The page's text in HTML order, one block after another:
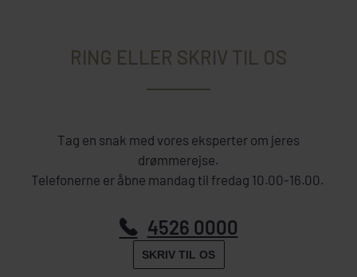
RING ELLER SKRIV TIL OS
Tag en snak med vores eksperter om jeres
drømmerejse.
Telefonerne er åbne mandag til fredag 10.00-16.00.
4526 0000
SKRIV TIL OS